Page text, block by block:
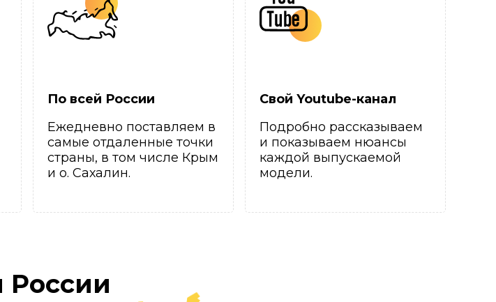
По всей России
Ежедневно поставляем в
самые отдаленные точки
страны, в том числе Крым
и о. Сахалин.
Свой Youtube-канал
Подробно рассказываем
и показываем нюансы
каждой выпускаемой
модели.
России